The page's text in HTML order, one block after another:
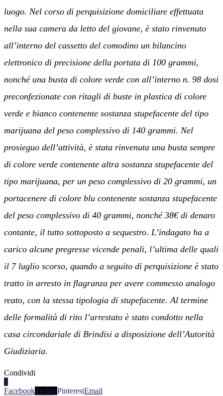
luogo. Nel corso di perquisizione domiciliare effettuata
nella sua camera da letto del giovane, è stato rinvenuto
all’interno del cassetto del comodino un bilancino
elettronico di precisione della portata di 100 grammi,
nonché una busta di colore verde con all’interno n. 98 dosi
preconfezionate con ritagli di buste in plastica di colore
verde e bianco contenente sostanza stupefacente del tipo
marijuana del peso complessivo di 140 grammi. Nel
prosieguo dell’attività, è stata rinvenuta una busta sempre
di colore verde contenente altra sostanza stupefacente del
tipo marijuana, per un peso complessivo di 20 grammi, un
portacenere di colore blu contenente sostanza stupefacente
del peso complessivo di 40 grammi, nonché 38€ di denaro
contante, il tutto sottoposto a sequestro. L’indagato ha a
carico alcune pregresse vicende penali, l’ultima delle quali
il 7 luglio scorso, quando a seguito di perquisizione è stato
tratto in arresto in flagranza per avere commesso analogo
reato, con la stessa tipologia di stupefacente. Al termine
delle formalità di rito l’arrestato è stato condotto nella
casa circondariale di Brindisi a disposizione dell’Autorità
Giudiziaria.
Condividi
0
FacebookTwitterPinterestEmail